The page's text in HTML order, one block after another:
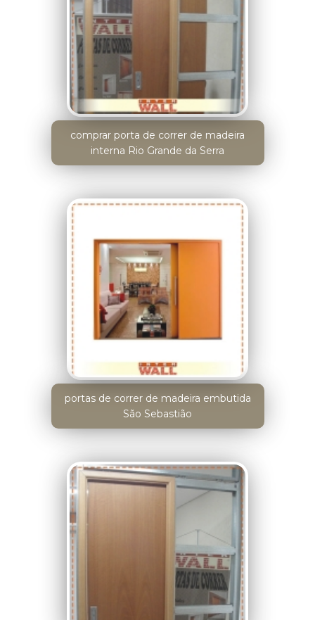
comprar porta de correr de madeira
interna Rio Grande da Serra
portas de correr de madeira embutida
São Sebastião